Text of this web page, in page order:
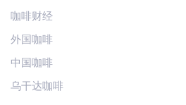
咖啡财经
外国咖啡
中国咖啡
乌干达咖啡